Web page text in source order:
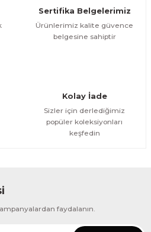
alternatifler olmalı.Sertifika Belgelerimiz
Ürünlerimiz kalite güvence
belgesine sahiptir
Kolay İade
Sizler için derlediğimiz
popüler koleksiyonları
keşfedin
faydalanın.